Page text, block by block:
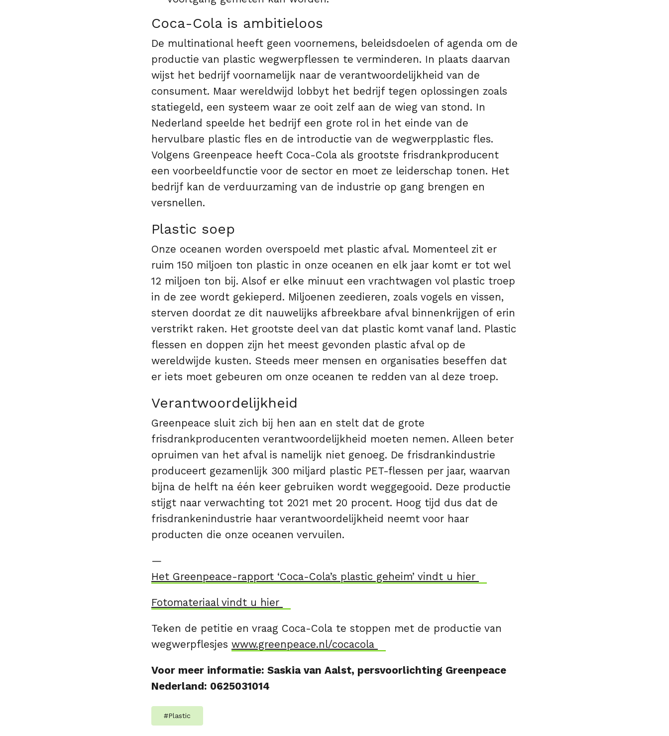
Coca-Cola is ambitieloos
De multinational heeft geen voornemens, beleidsdoelen of agenda om de
productie van plastic wegwerpflessen te verminderen. In plaats daarvan
wijst het bedrijf voornamelijk naar de verantwoordelijkheid van de
consument. Maar wereldwijd lobbyt het bedrijf tegen oplossingen zoals
statiegeld, een systeem waar ze ooit zelf aan de wieg van stond. In
Nederland speelde het bedrijf een grote rol in het einde van de
hervulbare plastic fles en de introductie van de wegwerpplastic fles.
Volgens Greenpeace heeft Coca-Cola als grootste frisdrankproducent
een voorbeeldfunctie voor de sector en moet ze leiderschap tonen. Het
bedrijf kan de verduurzaming van de industrie op gang brengen en
versnellen.
Plastic soep
Onze oceanen worden overspoeld met plastic afval. Momenteel zit er
ruim 150 miljoen ton plastic in onze oceanen en elk jaar komt er tot wel
12 miljoen ton bij. Alsof er elke minuut een vrachtwagen vol plastic troep
in de zee wordt gekieperd. Miljoenen zeedieren, zoals vogels en vissen,
sterven doordat ze dit nauwelijks afbreekbare afval binnenkrijgen of erin
verstrikt raken. Het grootste deel van dat plastic komt vanaf land. Plastic
flessen en doppen zijn het meest gevonden plastic afval op de
wereldwijde kusten. Steeds meer mensen en organisaties beseffen dat
er iets moet gebeuren om onze oceanen te redden van al deze troep.
Verantwoordelijkheid
Greenpeace sluit zich bij hen aan en stelt dat de grote
frisdrankproducenten verantwoordelijkheid moeten nemen. Alleen beter
opruimen van het afval is namelijk niet genoeg. De frisdrankindustrie
produceert gezamenlijk 300 miljard plastic PET-flessen per jaar, waarvan
bijna de helft na één keer gebruiken wordt weggegooid. Deze productie
stijgt naar verwachting tot 2021 met 20 procent. Hoog tijd dus dat de
frisdrankenindustrie haar verantwoordelijkheid neemt voor haar
producten die onze oceanen vervuilen.
—
Het Greenpeace-rapport ‘Coca-Cola’s plastic geheim’ vindt u hier
Fotomateriaal vindt u hier
Teken de petitie en vraag Coca-Cola te stoppen met de productie van
wegwerpflesjes www.greenpeace.nl/cocacola
Voor meer informatie: Saskia van Aalst, persvoorlichting Greenpeace
Nederland: 0625031014
#Plastic